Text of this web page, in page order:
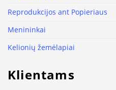
Reprodukcijos ant Popieriaus
Menininkai
Kelionių žemėlapiai
Klientams